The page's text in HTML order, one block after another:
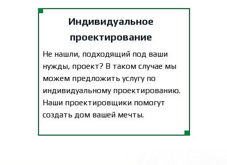
Не нашли, подходящий под ваши
нужды, проект? В таком случае мы
можем предложить услугу по
индивидуальному проектированию.
Наши проектировщики помогут
создать дом вашей мечты.
Индивидуальное
проектирование